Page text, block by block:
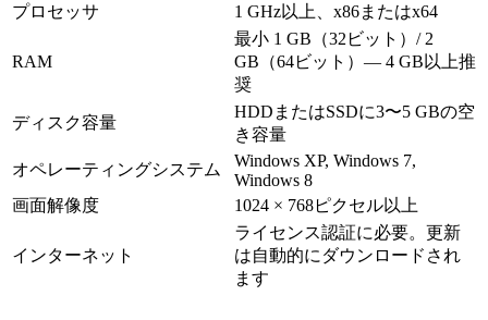
プロセッサ 1 GHz以上、x86またはx64
RAM
最小 1 GB（32ビット）/ 2
GB（64ビット）— 4 GB以上推
奨
ディスク容量
HDDまたはSSDに3〜5 GBの空
き容量
オペレーティングシステム
Windows XP, Windows 7,
Windows 8
画面解像度
1024 × 768ピクセル以上
インターネット
ライセンス認証に必要。更新
は自動的にダウンロードされ
ます